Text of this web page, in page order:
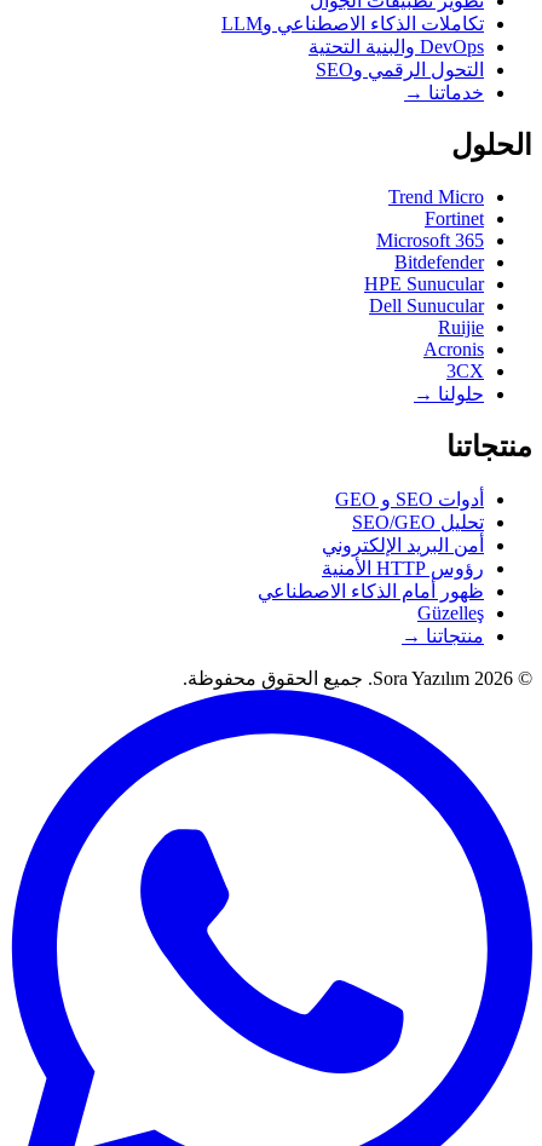
تكاملات الذكاء الاصطناعي وLLM
DevOps والبنية التحتية
التحول الرقمي وSEO
خدماتنا →
الحلول
Trend Micro
Fortinet
Microsoft 365
Bitdefender
HPE Sunucular
Dell Sunucular
Ruijie
Acronis
3CX
حلولنا →
منتجاتنا
أدوات SEO و GEO
تحليل SEO/GEO
أمن البريد الإلكتروني
رؤوس HTTP الأمنية
ظهور أمام الذكاء الاصطناعي
Güzelleş
منتجاتنا →
© 2026 Sora Yazılım. جميع الحقوق محفوظة.